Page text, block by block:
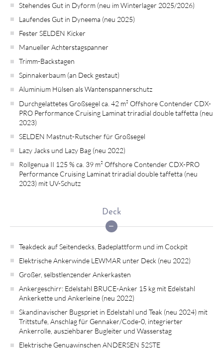
Stehendes Gut in Dyform (neu im Winterlager 2025/2026)
Laufendes Gut in Dyneema (neu 2025)
Fester SELDEN Kicker
Manueller Achterstagspanner
Trimm-Backstagen
Spinnakerbaum (an Deck gestaut)
Aluminium Hülsen als Wantenspannerschutz
Durchgelattetes Großsegel ca. 42 m² Offshore Contender CDX-
PRO Performance Cruising Laminat triradial double taffetta (neu
2023)
SELDEN Mastnut-Rutscher für Großsegel
Lazy Jacks und Lazy Bag (neu 2022)
Rollgenua II 125 % ca. 39 m² Offshore Contender CDX-PRO
Performance Cruising Laminat triradial double taffetta (neu
2023) mit UV-Schutz
Deck
Teakdeck auf Seitendecks, Badeplattform und im Cockpit
Elektrische Ankerwinde LEWMAR unter Deck (neu 2022)
Großer, selbstlenzender Ankerkasten
Ankergeschirr: Edelstahl BRUCE-Anker 15 kg mit Edelstahl
Ankerkette und Ankerleine (neu 2022)
Skandinavischer Bugspriet in Edelstahl und Teak (neu 2024) mit
Trittstufe, Anschlag für Gennaker/Code-0, integrierter
Ankerrolle, ausziehbarer Bugleiter und Wasserstag
Elektrische Genuawinschen ANDERSEN 52STE